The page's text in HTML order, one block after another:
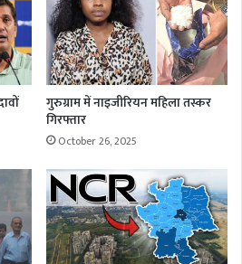
गुरुग्राम में नाइजीरियन महिला तस्कर
गिरफ्तार
October 26, 2025